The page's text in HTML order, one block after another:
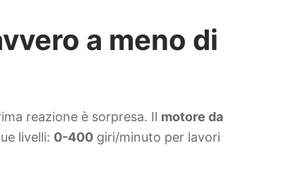
a meno di
reazione è sorpresa. Il motore da
livelli: 0-400 giri/minuto per lavori